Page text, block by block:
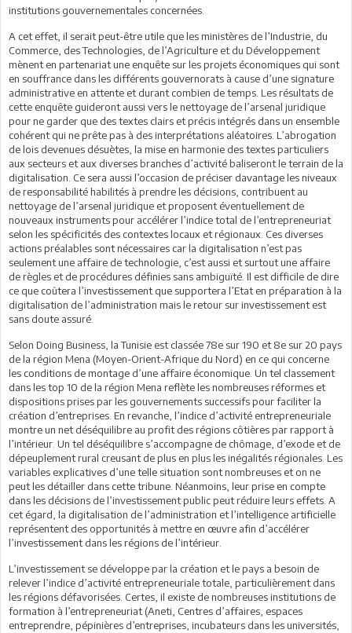
institutions gouvernementales concernées.
A cet effet, il serait peut-être utile que les ministères de l’Industrie, du
Commerce, des Technologies, de l’Agriculture et du Développement
mènent en partenariat une enquête sur les projets économiques qui sont
en souffrance dans les différents gouvernorats à cause d’une signature
administrative en attente et durant combien de temps. Les résultats de
cette enquête guideront aussi vers le nettoyage de l’arsenal juridique
pour ne garder que des textes clairs et précis intégrés dans un ensemble
cohérent qui ne prête pas à des interprétations aléatoires. L’abrogation
de lois devenues désuètes, la mise en harmonie des textes particuliers
aux secteurs et aux diverses branches d’activité baliseront le terrain de la
digitalisation. Ce sera aussi l’occasion de préciser davantage les niveaux
de responsabilité habilités à prendre les décisions, contribuent au
nettoyage de l’arsenal juridique et proposent éventuellement de
nouveaux instruments pour accélérer l’indice total de l’entrepreneuriat
selon les spécificités des contextes locaux et régionaux. Ces diverses
actions préalables sont nécessaires car la digitalisation n’est pas
seulement une affaire de technologie, c’est aussi et surtout une affaire
de règles et de procédures définies sans ambiguïté. Il est difficile de dire
ce que coûtera l’investissement que supportera l’Etat en préparation à la
digitalisation de l’administration mais le retour sur investissement est
sans doute assuré.
Selon Doing Business, la Tunisie est classée 78e sur 190 et 8e sur 20 pays
de la région Mena (Moyen-Orient-Afrique du Nord) en ce qui concerne
les conditions de montage d’une affaire économique. Un tel classement
dans les top 10 de la région Mena reflète les nombreuses réformes et
dispositions prises par les gouvernements successifs pour faciliter la
création d’entreprises. En revanche, l’indice d’activité entrepreneuriale
montre un net déséquilibre au profit des régions côtières par rapport à
l’intérieur. Un tel déséquilibre s’accompagne de chômage, d’exode et de
dépeuplement rural creusant de plus en plus les inégalités régionales. Les
variables explicatives d’une telle situation sont nombreuses et on ne
peut les détailler dans cette tribune. Néanmoins, leur prise en compte
dans les décisions de l’investissement public peut réduire leurs effets. A
cet égard, la digitalisation de l’administration et l’intelligence artificielle
représentent des opportunités à mettre en œuvre afin d’accélérer
l’investissement dans les régions de l’intérieur.
L’investissement se développe par la création et le pays a besoin de
relever l’indice d’activité entrepreneuriale totale, particulièrement dans
les régions défavorisées. Certes, il existe de nombreuses institutions de
formation à l’entrepreneuriat (Aneti, Centres d’affaires, espaces
entreprendre, pépinières d’entreprises, incubateurs dans les universités,